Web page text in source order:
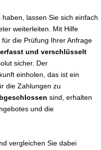
lassen Sie sich einfach
weiterleiten. Mit Hilfe
die Prüfung Ihrer Anfrage
und verschlüsselt
sicher. Der
einholen, das ist ein
die Zahlungen zu
sind, erhalten
und die
vergleichen Sie dabei